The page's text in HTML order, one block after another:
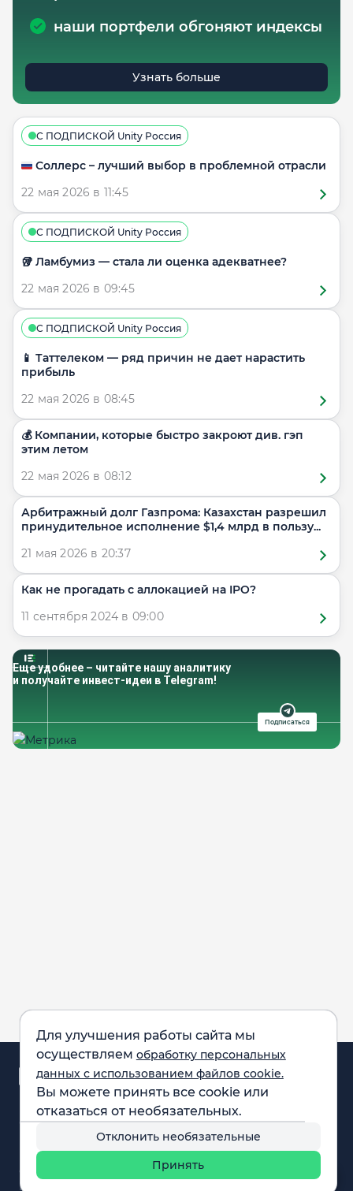
Для улучшения работы сайта мы
осуществляем обработку персональных
данных с использованием файлов cookie.
Вы можете принять все cookie или
отказаться от необязательных.
Отклонить необязательные
Принять
наши портфели обгоняют индексы
Узнать больше
С ПОДПИСКОЙ Unity Россия
🇷🇺 Соллерс – лучший выбор в проблемной отрасли
22 мая 2026 в 11:45
С ПОДПИСКОЙ Unity Россия
🥡 Ламбумиз — стала ли оценка адекватнее?
22 мая 2026 в 09:45
С ПОДПИСКОЙ Unity Россия
📱 Таттелеком — ряд причин не дает нарастить
прибыль
22 мая 2026 в 08:45
💰 Компании, которые быстро закроют див. гэп
этим летом
22 мая 2026 в 08:12
Арбитражный долг Газпрома: Казахстан разрешил
принудительное исполнение $1,4 млрд в пользу...
21 мая 2026 в 20:37
​​Как не прогадать с аллокацией на IPO?
11 сентября 2024 в 09:00
Еще удобнее – читайте нашу аналитику
и получайте инвест-идеи в Telegram!
Подписаться
Обращаем внимание:
все материалы,
представленные на
сайте, не являются
инвестиционной
Аналитика и
новости
Карта рынка
Компании
F.A.Q.
Обучение
Вебинары
О нас